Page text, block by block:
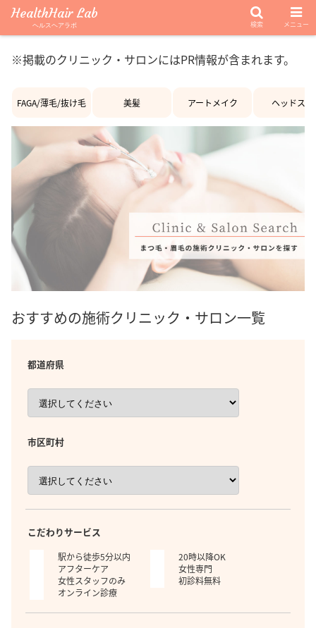
※掲載のクリニック・サロンにはPR情報が含まれます。
FAGA/薄毛/抜け毛 美髪 アートメイク ヘッドスパ
おすすめの施術クリニック・サロン一覧
都道府県
市区町村
こだわりサービス
駅から徒歩5分以内
20時以降OK
アフターケア
女性専門
女性スタッフのみ
初診料無料
オンライン診療
HealthHair Lab
ヘルスヘアラボ 検索 メニュー